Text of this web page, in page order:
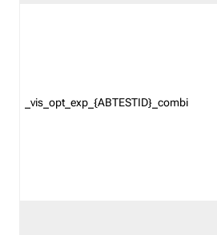
_vis_opt_exp_{ABTESTID}_combi